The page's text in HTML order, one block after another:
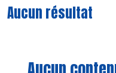
Aucun résultat